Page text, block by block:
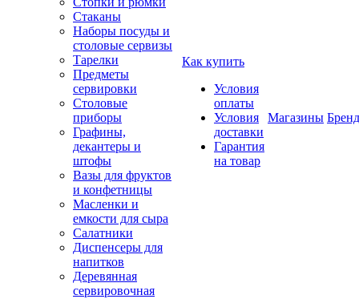
Стаканы
Наборы посуды и
столовые сервизы
Тарелки
Предметы
сервировки
Столовые
приборы
Графины,
декантеры и
штофы
Вазы для фруктов
и конфетницы
Масленки и
емкости для сыра
Салатники
Диспенсеры для
напитков
Деревянная
сервировочная
Как купить
Условия
оплаты
Условия
доставки
Гарантия
на товар
Магазины